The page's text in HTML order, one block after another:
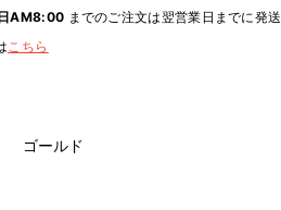
AM8:00 までのご注文は翌営業日までに発送
こちら
ゴールド